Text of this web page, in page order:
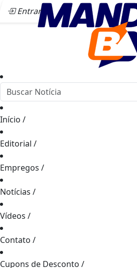
Entrar
Início /
Editorial /
Empregos /
Notícias /
Vídeos /
Contato /
Cupons de Desconto /